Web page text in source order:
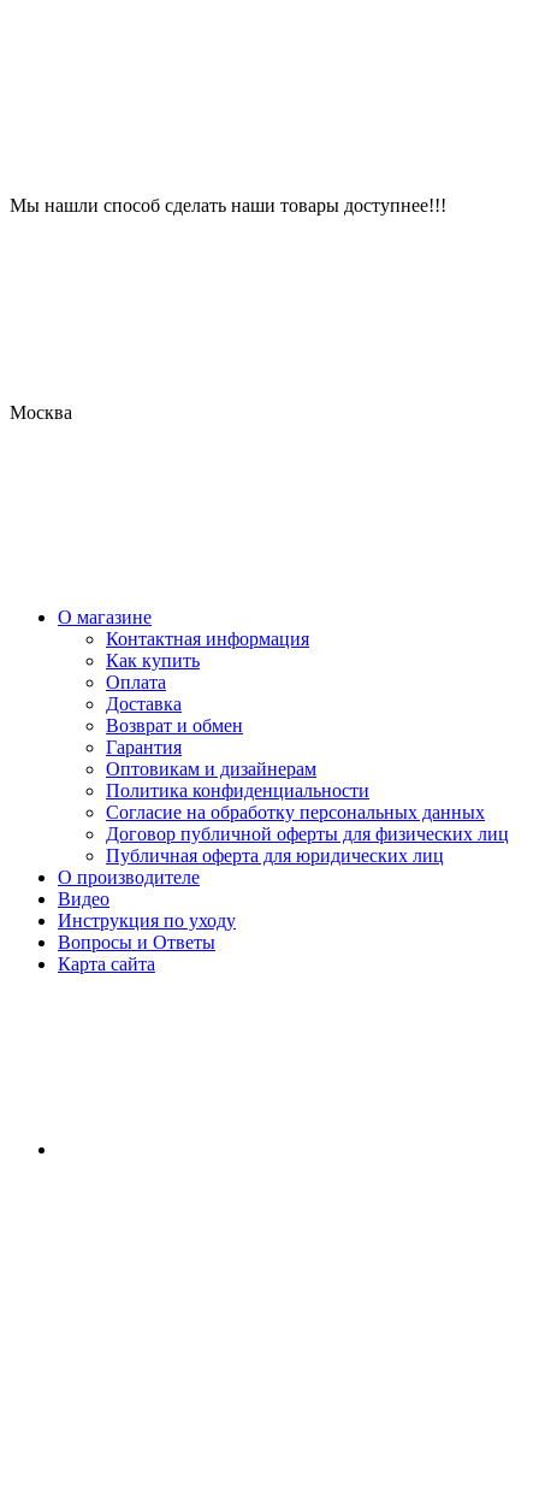
Мы нашли способ сделать наши товары доступнее!!!
Москва
О магазине
Контактная информация
Как купить
Оплата
Доставка
Возврат и обмен
Гарантия
Оптовикам и дизайнерам
Политика конфиденциальности
Согласие на обработку персональных данных
Договор публичной оферты для физических лиц
Публичная оферта для юридических лиц
О производителе
Видео
Инструкция по уходу
Вопросы и Ответы
Карта сайта